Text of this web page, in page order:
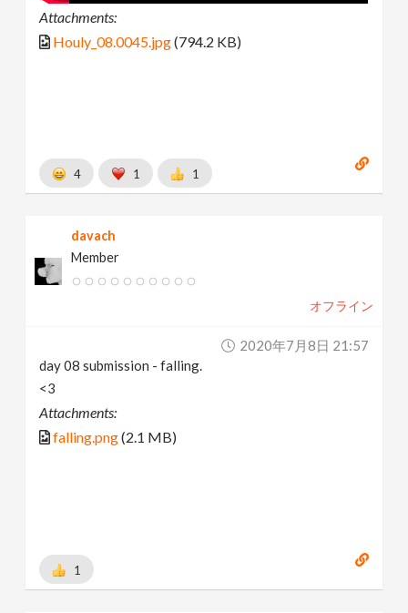
Attachments:
Houly_08.0045.jpg(794.2 KB)
4 1 1
davach
Member
オフライン
2020年7月8日 21:57
day 08 submission - falling.
<3
Attachments:
falling.png(2.1 MB)
1